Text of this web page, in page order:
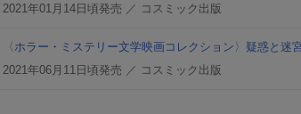
2021年01月14日頃発売 ／ コスミック出版
〈ホラー・ミステリー文学映画コレクション〉疑惑と迷
2021年06月11日頃発売 ／ コスミック出版